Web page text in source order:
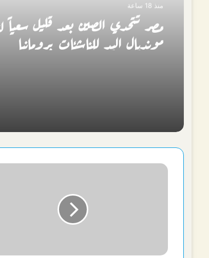
منذ 18 ساعة
مصر تتحدي الصين بعد قليل سعياً
مونديال اليد للناشئات برومانيا